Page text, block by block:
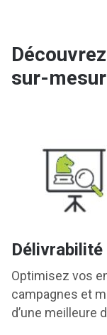
sur-
des
pratiques
envois.